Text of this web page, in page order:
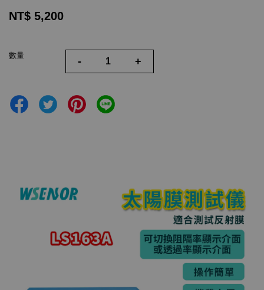
NT$ 5,200
數量
- +